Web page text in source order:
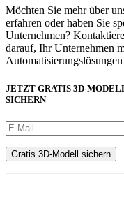
Möchten Sie mehr über
erfahren oder haben Sie
Unternehmen?
darauf, Ihr Unternehmen
JETZT GRATIS 3D-
SICHERN